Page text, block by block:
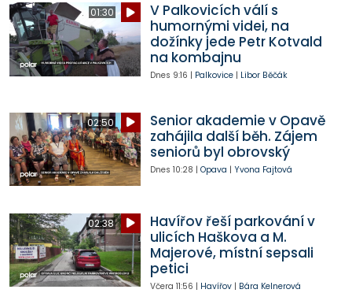
01:30
V Palkovicích válí s
humornými videi, na
dožínky jede Petr Kotvald
na kombajnu
Dnes 9:16 | Palkovice| Libor Běčák
02:50
Senior akademie v Opavě
zahájila další běh. Zájem
seniorů byl obrovský
Dnes 10:28 | Opava | Yvona Fajtová
02:38
Havířov řeší parkování v
ulicích Haškova a M.
Majerové, místní sepsali
petici
Včera 11:56 | Havířov| Bára Kelnerová